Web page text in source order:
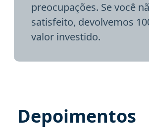
preocupações. Se você
satisfeito, devolvemos
valor investido.
Depoimentos